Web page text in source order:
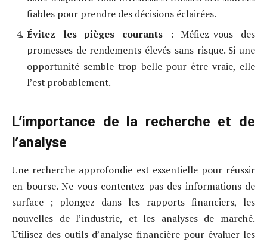
fiables pour prendre des décisions éclairées.
Évitez les pièges courants : Méfiez-vous des
promesses de rendements élevés sans risque. Si une
opportunité semble trop belle pour être vraie, elle
l’est probablement.
L’importance de la recherche et de
l’analyse
Une recherche approfondie est essentielle pour réussir
en bourse. Ne vous contentez pas des informations de
surface ; plongez dans les rapports financiers, les
nouvelles de l’industrie, et les analyses de marché.
Utilisez des outils d’analyse financière pour évaluer les